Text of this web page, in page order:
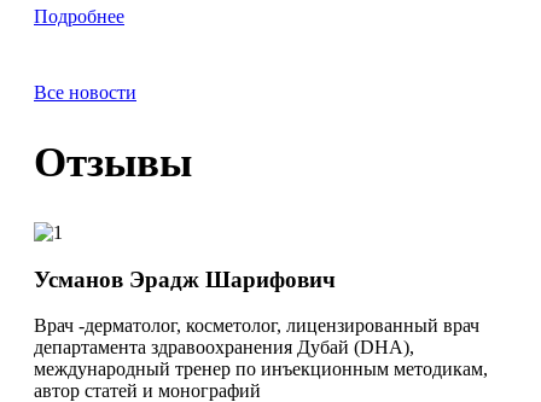
Подробнее
Все новости
Отзывы
Усманов Эрадж Шарифович
Врач -дерматолог, косметолог, лицензированный врач
департамента здравоохранения Дубай (DHA),
международный тренер по инъекционным методикам,
автор статей и монографий